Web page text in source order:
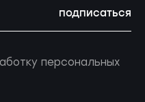
подписаться
персональных